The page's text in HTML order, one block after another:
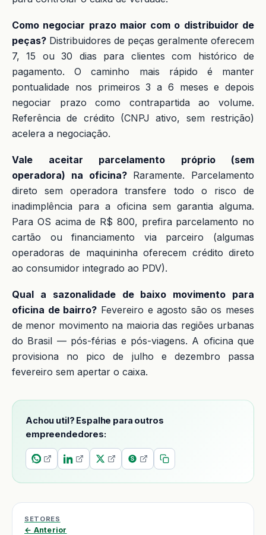
Como negociar prazo maior com o distribuidor de
peças? Distribuidores de peças geralmente oferecem
7, 15 ou 30 dias para clientes com histórico de
pagamento. O caminho mais rápido é manter
pontualidade nos primeiros 3 a 6 meses e depois
negociar prazo como contrapartida ao volume.
Referência de crédito (CNPJ ativo, sem restrição)
acelera a negociação.
Vale aceitar parcelamento próprio (sem
operadora) na oficina?Raramente. Parcelamento
direto sem operadora transfere todo o risco de
inadimplência para a oficina sem garantia alguma.
Para OS acima de R$ 800, prefira parcelamento no
cartão ou financiamento via parceiro (algumas
operadoras de maquininha oferecem crédito direto
ao consumidor integrado ao PDV).
Qual a sazonalidade de baixo movimento para
oficina de bairro? Fevereiro e agosto são os meses
de menor movimento na maioria das regiões urbanas
do Brasil — pós-férias e pós-viagens. A oficina que
provisiona no pico de julho e dezembro passa
fevereiro sem apertar o caixa.
Achou util? Espalhe para outros
empreendedores:
SETORES
← Anterior